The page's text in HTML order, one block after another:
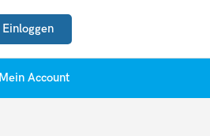
Einloggen
Mein Account